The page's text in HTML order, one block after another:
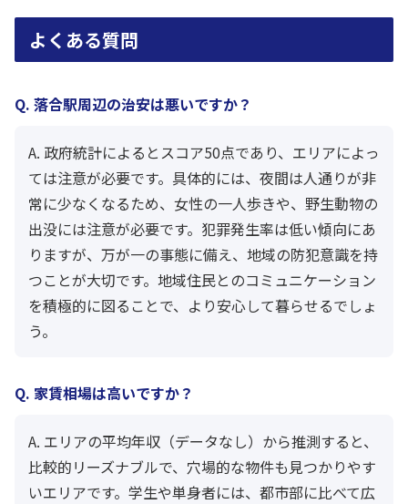
よくある質問
Q. 落合駅周辺の治安は悪いですか？
A. 政府統計によるとスコア50点であり、エリアによっ
ては注意が必要です。具体的には、夜間は人通りが非
常に少なくなるため、女性の一人歩きや、野生動物の
出没には注意が必要です。犯罪発生率は低い傾向にあ
りますが、万が一の事態に備え、地域の防犯意識を持
つことが大切です。地域住民とのコミュニケーション
を積極的に図ることで、より安心して暮らせるでしょ
う。
Q. 家賃相場は高いですか？
A. エリアの平均年収（データなし）から推測すると、
比較的リーズナブルで、穴場的な物件も見つかりやす
いエリアです。学生や単身者には、都市部に比べて広